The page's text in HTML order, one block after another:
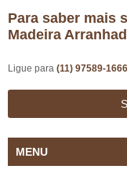
Para saber mais
Madeira
Ligue para (11) 97589-1666
MENU